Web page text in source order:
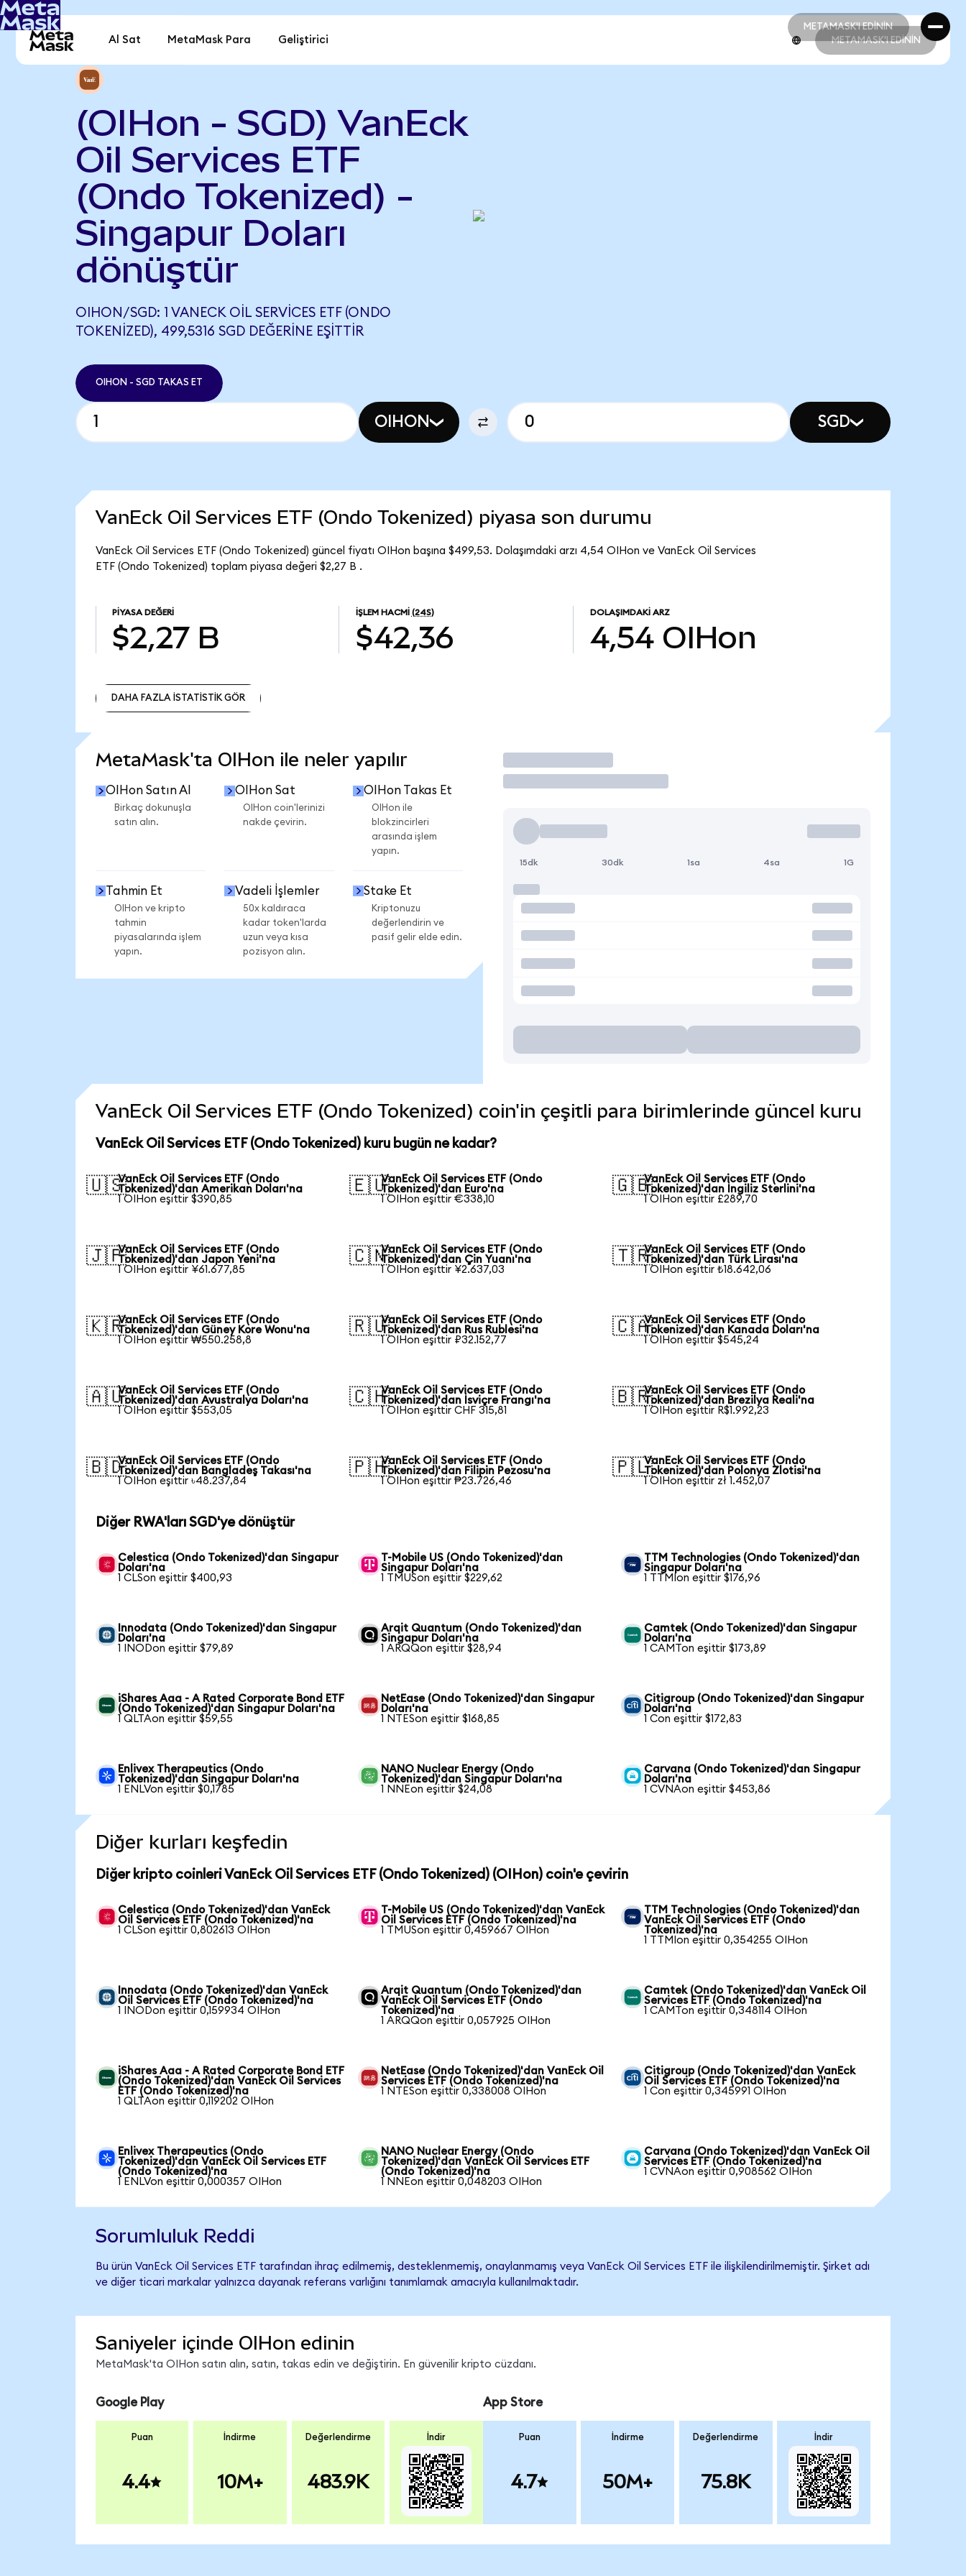
METAMASK'I EDİNİN
METAMASK'I EDİNİN
Al Sat MetaMask Para Geliştirici METAMASK'I EDİNİN
(OIHon - SGD) VanEck
Oil Services ETF
(Ondo Tokenized) -
Singapur Doları
dönüştür
OIHON/SGD: 1 VANECK OIL SERVICES ETF (ONDO
TOKENIZED), 499,5316 SGD DEĞERINE EŞITTIR
OIHON - SGD TAKAS ET
OIHON SGD
VanEck Oil Services ETF (Ondo Tokenized) piyasa son durumu
VanEck Oil Services ETF (Ondo Tokenized) güncel fiyatı OIHon başına $499,53. Dolaşımdaki arzı 4,54 OIHon ve VanEck Oil Services
ETF (Ondo Tokenized) toplam piyasa değeri $2,27 B .
PIYASA DEĞERI
$2,27 B
İŞLEM HACMI (24S)
$42,36
DOLAŞIMDAKI ARZ
4,54 OIHon
DAHA FAZLA İSTATİSTİK GÖR
MetaMask'ta OIHon ile neler yapılır
OIHon Satın Al
Birkaç dokunuşla
satın alın.
OIHon Sat
OIHon coin'lerinizi
nakde çevirin.
OIHon Takas Et
OIHon ile
blokzincirleri
arasında işlem
yapın.
Tahmin Et
OIHon ve kripto
tahmin
piyasalarında işlem
yapın.
Vadeli İşlemler
50x kaldıraca
kadar token'larda
uzun veya kısa
pozisyon alın.
Stake Et
Kriptonuzu
değerlendirin ve
pasif gelir elde edin.
İşlem Yap
15dk 30dk 1sa 4sa 1G
VanEck Oil Services ETF (Ondo Tokenized) coin'in çeşitli para birimlerinde güncel kuru
VanEck Oil Services ETF (Ondo Tokenized) kuru bugün ne kadar?
🇺🇸VanEck Oil Services ETF (Ondo
Tokenized)'dan Amerikan Doları'na
1 OIHon eşittir $390,85
🇪🇺VanEck Oil Services ETF (Ondo
Tokenized)'dan Euro'na
1 OIHon eşittir €338,10
🇬🇧VanEck Oil Services ETF (Ondo
Tokenized)'dan İngiliz Sterlini'na
1 OIHon eşittir £289,70
🇯🇵VanEck Oil Services ETF (Ondo
Tokenized)'dan Japon Yeni'na
1 OIHon eşittir ¥61.677,85
🇨🇳VanEck Oil Services ETF (Ondo
Tokenized)'dan Çin Yuanı'na
1 OIHon eşittir ¥2.637,03
🇹🇷VanEck Oil Services ETF (Ondo
Tokenized)'dan Türk Lirası'na
1 OIHon eşittir ₺18.642,06
🇰🇷VanEck Oil Services ETF (Ondo
Tokenized)'dan Güney Kore Wonu'na
1 OIHon eşittir ₩550.258,8
🇷🇺VanEck Oil Services ETF (Ondo
Tokenized)'dan Rus Rublesi'na
1 OIHon eşittir ₽32.152,77
🇨🇦VanEck Oil Services ETF (Ondo
Tokenized)'dan Kanada Doları'na
1 OIHon eşittir $545,24
🇦🇺VanEck Oil Services ETF (Ondo
Tokenized)'dan Avustralya Doları'na
1 OIHon eşittir $553,05
🇨🇭VanEck Oil Services ETF (Ondo
Tokenized)'dan İsviçre Frangı'na
1 OIHon eşittir CHF 315,81
🇧🇷VanEck Oil Services ETF (Ondo
Tokenized)'dan Brezilya Reali'na
1 OIHon eşittir R$1.992,23
🇧🇩VanEck Oil Services ETF (Ondo
Tokenized)'dan Bangladeş Takası'na
1 OIHon eşittir ৳48.237,84
🇵🇭VanEck Oil Services ETF (Ondo
Tokenized)'dan Filipin Pezosu'na
1 OIHon eşittir ₱23.726,46
🇵🇱VanEck Oil Services ETF (Ondo
Tokenized)'dan Polonya Zlotisi'na
1 OIHon eşittir zł 1.452,07
Diğer RWA'ları SGD'ye dönüştür
Celestica (Ondo Tokenized)'dan Singapur
Doları'na
1 CLSon eşittir $400,93
T-Mobile US (Ondo Tokenized)'dan
Singapur Doları'na
1 TMUSon eşittir $229,62
TTM Technologies (Ondo Tokenized)'dan
Singapur Doları'na
1 TTMIon eşittir $176,96
Innodata (Ondo Tokenized)'dan Singapur
Doları'na
1 INODon eşittir $79,89
Arqit Quantum (Ondo Tokenized)'dan
Singapur Doları'na
1 ARQQon eşittir $28,94
Camtek (Ondo Tokenized)'dan Singapur
Doları'na
1 CAMTon eşittir $173,89
iShares Aaa - A Rated Corporate Bond ETF
(Ondo Tokenized)'dan Singapur Doları'na
1 QLTAon eşittir $59,55
NetEase (Ondo Tokenized)'dan Singapur
Doları'na
1 NTESon eşittir $168,85
Citigroup (Ondo Tokenized)'dan Singapur
Doları'na
1 Con eşittir $172,83
Enlivex Therapeutics (Ondo
Tokenized)'dan Singapur Doları'na
1 ENLVon eşittir $0,1785
NANO Nuclear Energy (Ondo
Tokenized)'dan Singapur Doları'na
1 NNEon eşittir $24,08
Carvana (Ondo Tokenized)'dan Singapur
Doları'na
1 CVNAon eşittir $453,86
Diğer kurları keşfedin
Diğer kripto coinleri VanEck Oil Services ETF (Ondo Tokenized) (OIHon) coin'e çevirin
Celestica (Ondo Tokenized)'dan VanEck
Oil Services ETF (Ondo Tokenized)'na
1 CLSon eşittir 0,802613 OIHon
T-Mobile US (Ondo Tokenized)'dan VanEck
Oil Services ETF (Ondo Tokenized)'na
1 TMUSon eşittir 0,459667 OIHon
TTM Technologies (Ondo Tokenized)'dan
VanEck Oil Services ETF (Ondo
Tokenized)'na
1 TTMIon eşittir 0,354255 OIHon
Innodata (Ondo Tokenized)'dan VanEck
Oil Services ETF (Ondo Tokenized)'na
1 INODon eşittir 0,159934 OIHon
Arqit Quantum (Ondo Tokenized)'dan
VanEck Oil Services ETF (Ondo
Tokenized)'na
1 ARQQon eşittir 0,057925 OIHon
Camtek (Ondo Tokenized)'dan VanEck Oil
Services ETF (Ondo Tokenized)'na
1 CAMTon eşittir 0,348114 OIHon
iShares Aaa - A Rated Corporate Bond ETF
(Ondo Tokenized)'dan VanEck Oil Services
ETF (Ondo Tokenized)'na
1 QLTAon eşittir 0,119202 OIHon
NetEase (Ondo Tokenized)'dan VanEck Oil
Services ETF (Ondo Tokenized)'na
1 NTESon eşittir 0,338008 OIHon
Citigroup (Ondo Tokenized)'dan VanEck
Oil Services ETF (Ondo Tokenized)'na
1 Con eşittir 0,345991 OIHon
Enlivex Therapeutics (Ondo
Tokenized)'dan VanEck Oil Services ETF
(Ondo Tokenized)'na
1 ENLVon eşittir 0,000357 OIHon
NANO Nuclear Energy (Ondo
Tokenized)'dan VanEck Oil Services ETF
(Ondo Tokenized)'na
1 NNEon eşittir 0,048203 OIHon
Carvana (Ondo Tokenized)'dan VanEck Oil
Services ETF (Ondo Tokenized)'na
1 CVNAon eşittir 0,908562 OIHon
Sorumluluk Reddi
Bu ürün VanEck Oil Services ETF tarafından ihraç edilmemiş, desteklenmemiş, onaylanmamış veya VanEck Oil Services ETF ile ilişkilendirilmemiştir. Şirket adı
ve diğer ticari markalar yalnızca dayanak referans varlığını tanımlamak amacıyla kullanılmaktadır.
Saniyeler içinde OIHon edinin
MetaMask'ta OIHon satın alın, satın, takas edin ve değiştirin. En güvenilir kripto cüzdanı.
Google Play
Puan
4.4
İndirme
10M+
Değerlendirme
483.9K
İndir
App Store
Puan
4.7
İndirme
50M+
Değerlendirme
75.8K
İndir